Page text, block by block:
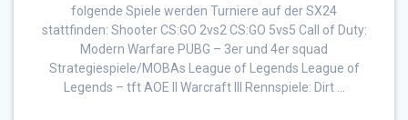
folgende Spiele werden Turniere auf der SX24
stattfinden: Shooter CS:GO 2vs2 CS:GO 5vs5 Call of Duty:
Modern Warfare PUBG – 3er und 4er squad
Strategiespiele/MOBAs League of Legends League of
Legends – tft AOE II Warcraft III Rennspiele: Dirt …